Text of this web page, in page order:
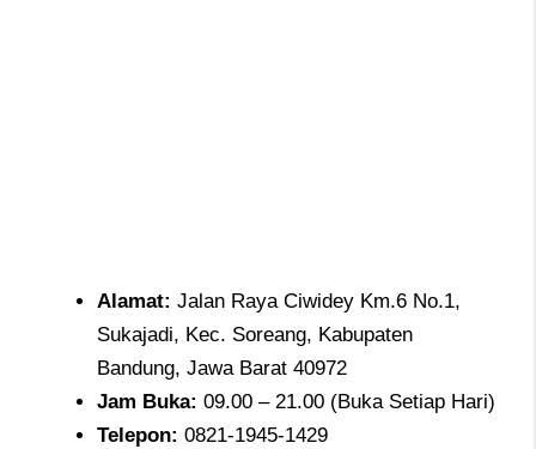
Alamat: Jalan Raya Ciwidey Km.6 No.1,
Sukajadi, Kec. Soreang, Kabupaten
Bandung, Jawa Barat 40972
Jam Buka: 09.00 – 21.00 (Buka Setiap Hari)
Telepon: 0821-1945-1429